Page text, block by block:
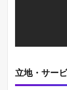
立地・サー